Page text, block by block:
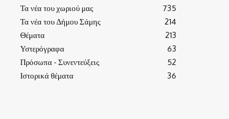
Τα νέα του χωριού μας
735
Τα νέα του Δήμου Σάμης
214
Θέματα
213
Υστερόγραφα
63
Πρόσωπα - Συνεντεύξεις
52
Ιστορικά θέματα
36